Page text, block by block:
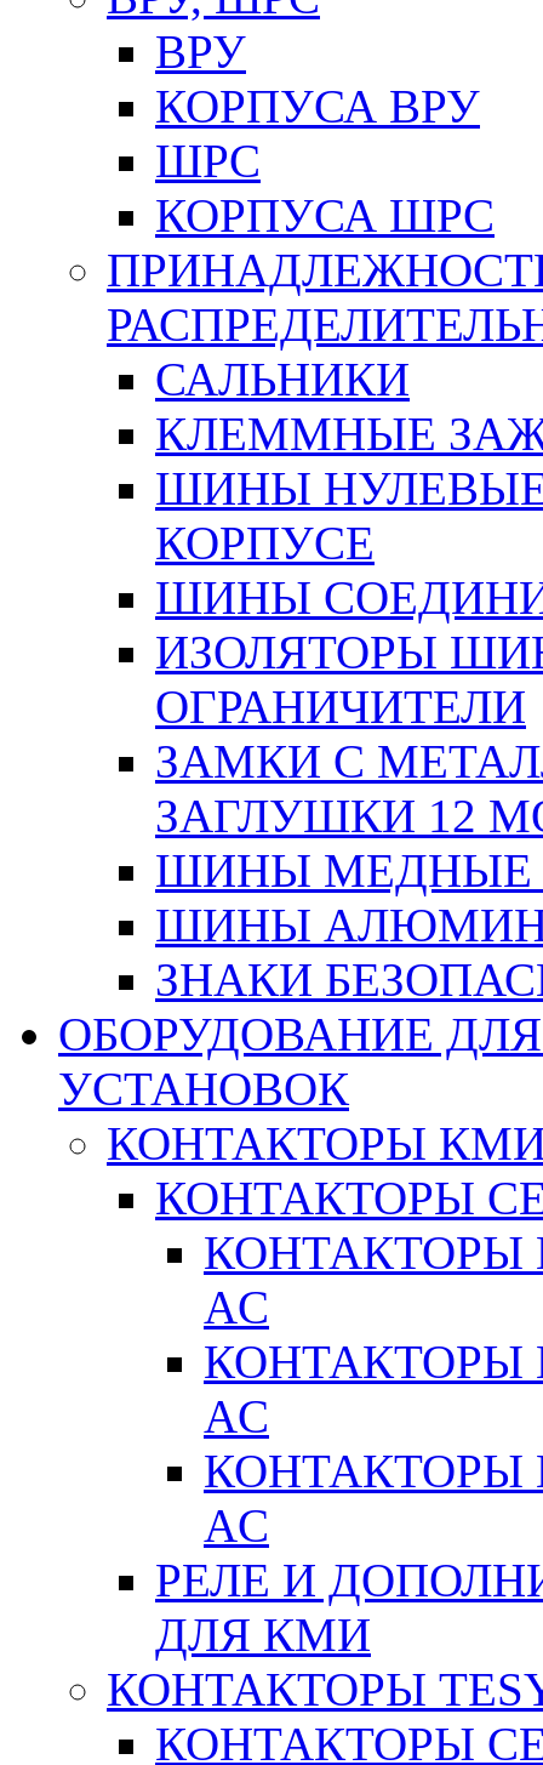
ВРУ
КОРПУСА ВРУ
ШРС
КОРПУСА ШРС
САЛЬНИКИ
КЛЕММНЫЕ
ШИНЫ
КОРПУСЕ
ШИНЫ
ИЗОЛЯТОРЫ
ОГРАНИЧИТЕЛИ
ЗАМКИ С
ЗАГЛУШКИ 12
ШИНЫ МЕДНЫЕ
ШИНЫ
ЗНАКИ
ОБОРУДОВАНИЕ
УСТАНОВОК
КОНТАКТОРЫ
КОНТАКТОРЫ
КОНТАКТОРЫ
AC
КОНТАКТОРЫ
AC
КОНТАКТОРЫ
AC
РЕЛЕ И
ДЛЯ КМИ
КОНТАКТОРЫ
КОНТАКТОРЫ